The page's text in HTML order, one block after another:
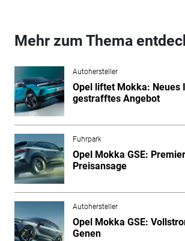
Mehr zum Thema
Autohersteller
Opel liftet Mokka: Neues
gestrafftes Angebot
Fuhrpark
Opel Mokka GSE:
Preisansage
Autohersteller
Opel Mokka GSE:
Genen